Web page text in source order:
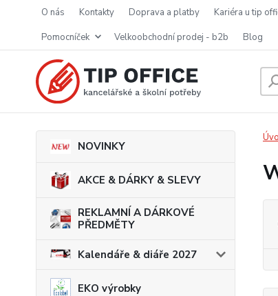
o nás kontakty doprava a platby kariéra u tip
pomocníček
velkoobchodní prodej - b2b blog
NOVINKY
AKCE & DÁRKY & SLEVY
REKLAMNÍ A DÁRKOVÉ
PŘEDMĚTY
Kalendáře & diáře 2027
EKO výrobky